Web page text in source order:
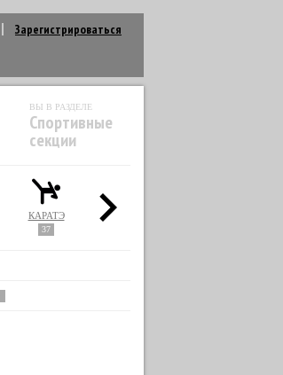
Зарегистрироваться
ВЫ В РАЗДЕЛЕ
Спортивные
секции
КАРАТЭ
37
КИКБОКСИНГ